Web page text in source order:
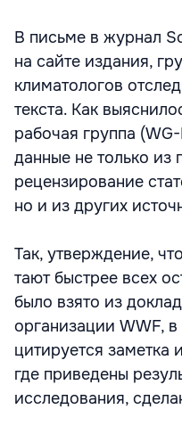
В письме в журнал
на сайте издания,
климатологов
текста. Как
рабочая группа
данные не только
рецензирование
но и из других
Так, утверждение,
тают быстрее всех
было взято из
организации WWF,
цитируется
где приведены
исследования,